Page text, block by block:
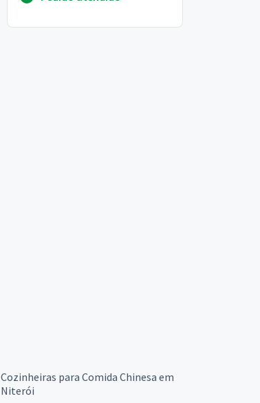
Cozinheiras para Comida Chinesa em
Niterói